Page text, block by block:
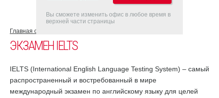
Главная страница
ЭКЗАМЕН IELTS
IELTS (International English Language Testing System) – самый
распространенный и востребованный в мире
международный экзамен по английскому языку для целей
Вы сможете изменить офис в любое время в
верхней части страницы